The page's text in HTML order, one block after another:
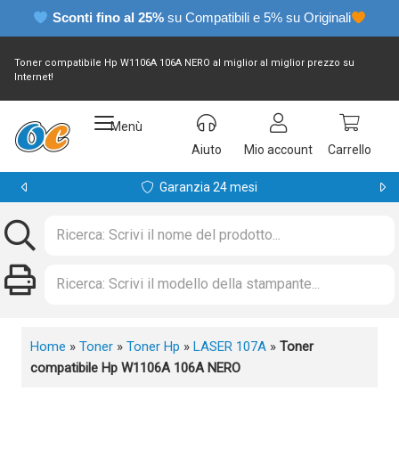
Sconti fino al 25% su Compatibili e 5% su Originali
Toner compatibile Hp W1106A 106A NERO al miglior al miglior prezzo su
Internet!
Menù
Aiuto
Mio account Carrello
Garanzia 24 mesi
Home » Toner » Toner Hp » LASER 107A » Toner
compatibile Hp W1106A 106A NERO